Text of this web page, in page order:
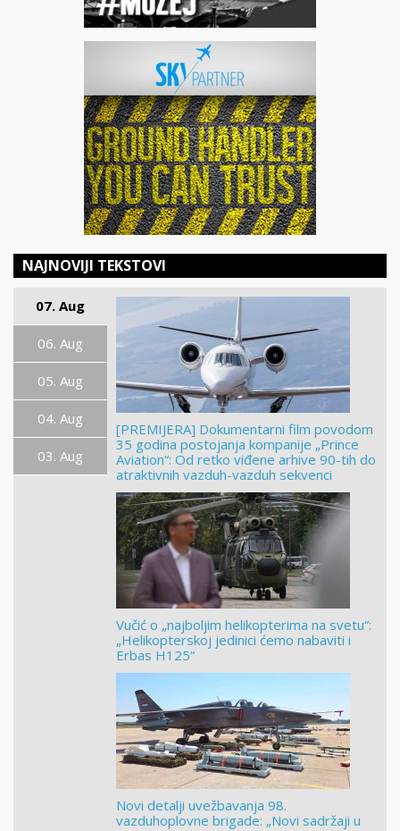
NAJNOVIJI TEKSTOVI
07. Aug
06. Aug
05. Aug
04. Aug
03. Aug
[PREMIJERA] Dokumentarni film povodom
35 godina postojanja kompanije „Prince
Aviation“: Od retko viđene arhive 90-tih do
atraktivnih vazduh-vazduh sekvenci
Vučić o „najboljim helikopterima na svetu“:
„Helikopterskoj jedinici ćemo nabaviti i
Erbas H125“
Novi detalji uvežbavanja 98.
vazduhoplovne brigade: „Novi sadržaji u